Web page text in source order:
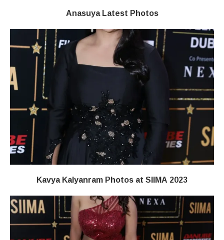
Anasuya Latest Photos
Kavya Kalyanram Photos at SIIMA 2023